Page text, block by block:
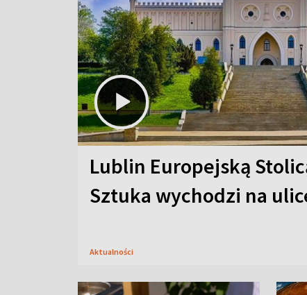
Lublin Europejską
Sztuka wychodzi na
Aktualności